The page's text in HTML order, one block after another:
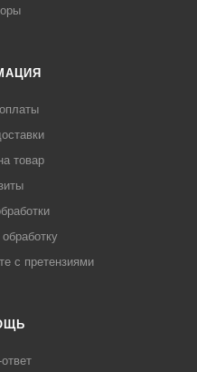
товар
с претензиями